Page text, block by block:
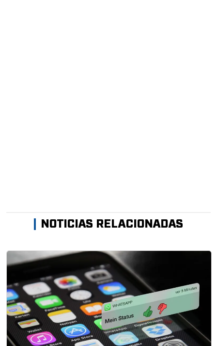
NOTICIAS RELACIONADAS